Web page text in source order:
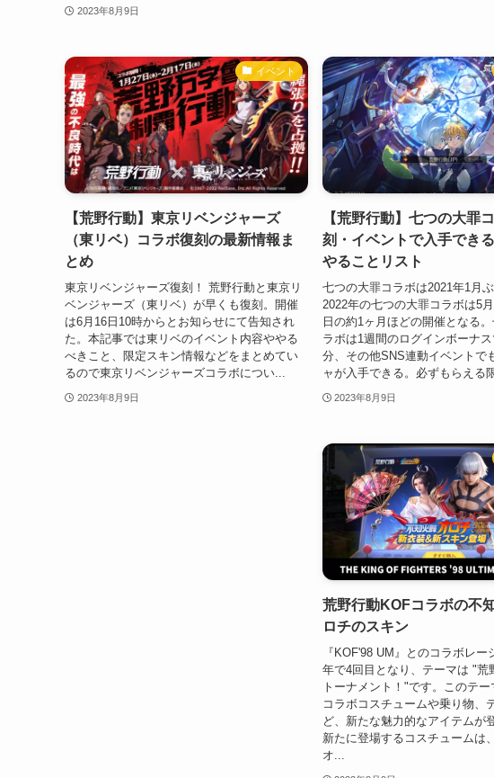
2023年8月9日
イベント
【荒野行動】東京リベンジャーズ
（東リベ）コラボ復刻の最新情報ま
とめ
東京リベンジャーズ復刻！ 荒野行動と東京リ
ベンジャーズ（東リベ）が早くも復刻。開催
は6月16日10時からとお知らせにて告知され
た。本記事では東リベのイベント内容ややる
べきこと、限定スキン情報などをまとめてい
るので東京リベンジャーズコラボについ...
2023年8月9日
【荒野行動】七つの大罪
刻・イベントで入手でき
やることリスト
七つの大罪コラボは2021年1月
2022年の七つの大罪コラボは5
日の約1ヶ月ほどの開催となる
ラボは1週間のログインボーナ
分、その他SNS連動イベントで
ャが入手できる。必ずもらえる
2023年8月9日
荒野行動KOFコラボの不
ロチのスキン
『KOF'98 UM』とのコラボレー
年で4回目となり、テーマは "荒
トーナメント！"です。このテー
コラボコスチュームや乗り物、
ど、新たな魅力的なアイテムが
新たに登場するコスチュームは
オ...